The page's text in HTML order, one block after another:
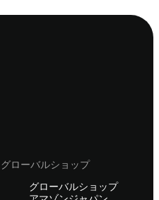
グローバルショップ
グローバルショップ